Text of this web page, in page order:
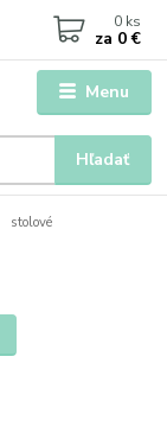
Menu
Hľadať
0 ks
za 0 €
stolové